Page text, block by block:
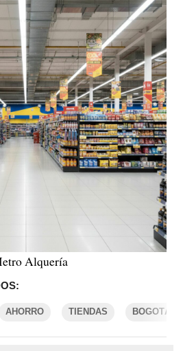
Alquería
AHORRO TIENDAS BOGOTÁ